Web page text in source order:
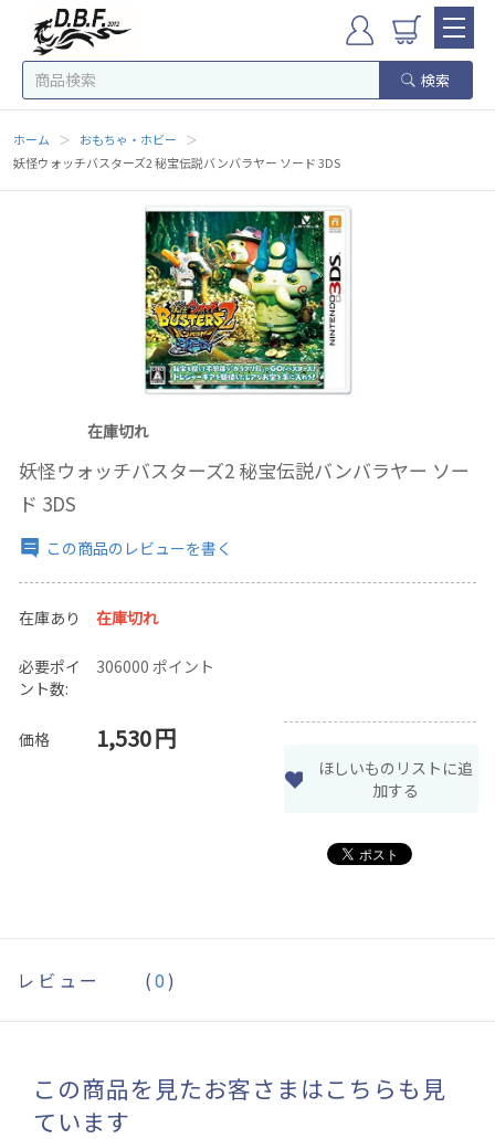
検索
ホーム ＞ おもちゃ・ホビー
＞
妖怪ウォッチバスターズ2 秘宝伝説バンバラヤー ソード 3DS
在庫切れ
妖怪ウォッチバスターズ2 秘宝伝説バンバラヤー ソー
ド 3DS
この商品のレビューを書く
在庫あり 在庫切れ
必要ポイ
ント数:
306000 ポイント
価格 1,530円
ほしいものリストに追
加する
レビュー (0)
この商品を見たお客さまはこちらも見
ています